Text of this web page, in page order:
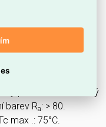
-1400/840/30/IP65
s 1400 lm / m pro
pásek LED. světelný
barev Ra: > 80.
max .: 75°C.